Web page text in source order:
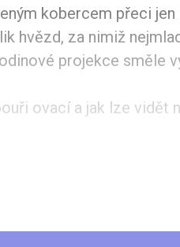
kobercem přeci
hvězd, za nimiž
projekce směle
ovací a jak lze vidět